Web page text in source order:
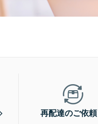
再配達のご依頼